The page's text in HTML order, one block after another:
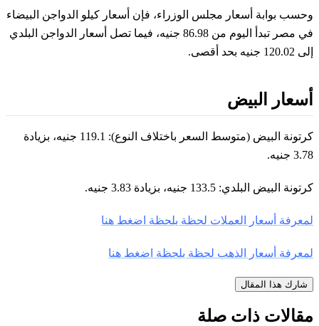
وحسب بوابة أسعار مجلس الوزراء، فإن أسعار كيلو الدواجن البيضاء
في مصر تبدأ اليوم من 86.98 جنيه، فيما تصل أسعار الدواجن البلدي
إلى 120.02 جنيه بحد أقصى.
أسعار البيض
كرتونة البيض (متوسط السعر باختلاف النوع): 119.1 جنيه، بزيادة
3.78 جنيه.
كرتونة البيض البلدي: 133.5 جنيه، بزيادة 3.83 جنيه.
لمعرفة أسعار العملات لحظة بلحظة اضغط هنا
لمعرفة أسعار الذهب لحظة بلحظة اضغط هنا
شارك هذا المقال
مقالات ذات صلة